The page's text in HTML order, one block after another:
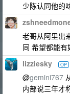
少陈认同他的
老哥从阿里出
同 希望都能有
lizziesky OP
@gemini767
内部说三年才